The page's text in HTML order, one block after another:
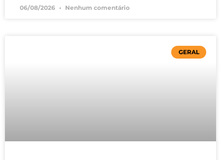
06/08/2026 Nenhum comentário
GERAL